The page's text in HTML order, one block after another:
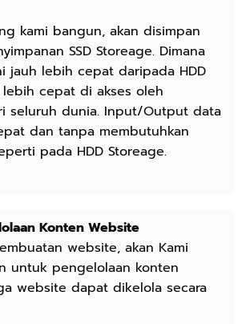
kami bangun, akan disimpan
SSD Storeage. Dimana
jauh lebih cepat daripada HDD
lebih cepat di akses oleh
seluruh dunia. Input/Output data
dan tanpa membutuhkan
pada HDD Storeage.
Konten Website
website, akan Kami
untuk pengelolaan konten
website dapat dikelola secara